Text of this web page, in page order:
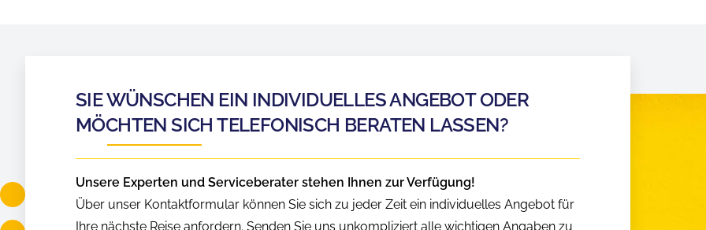
SIE WÜNSCHEN EIN INDIVIDUELLES ANGEBOT ODER
MÖCHTEN SICH TELEFONISCH BERATEN LASSEN?
Unsere Experten und Serviceberater stehen Ihnen zur Verfügung!
Über unser Kontaktformular können Sie sich zu jeder Zeit ein individuelles Angebot für
Ihre nächste Reise anfordern. Senden Sie uns unkompliziert alle wichtigen Angaben zu